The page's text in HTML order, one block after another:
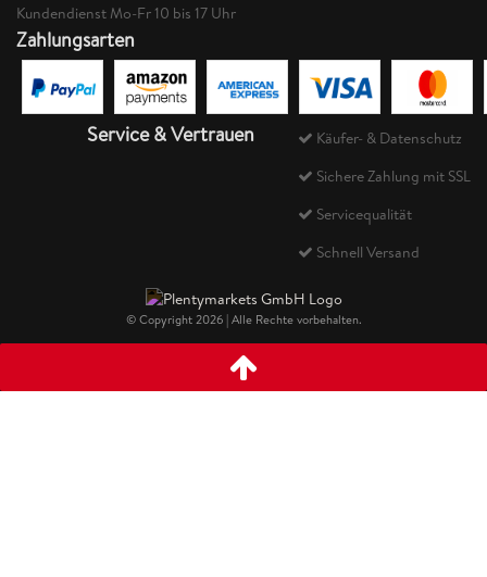
Kundendienst Mo-Fr 10 bis 17 Uhr
Zahlungsarten
Service & Vertrauen
Käufer- & Datenschutz
Sichere Zahlung mit SSL
Servicequalität
Schnell Versand
© Copyright 2026 | Alle Rechte vorbehalten.